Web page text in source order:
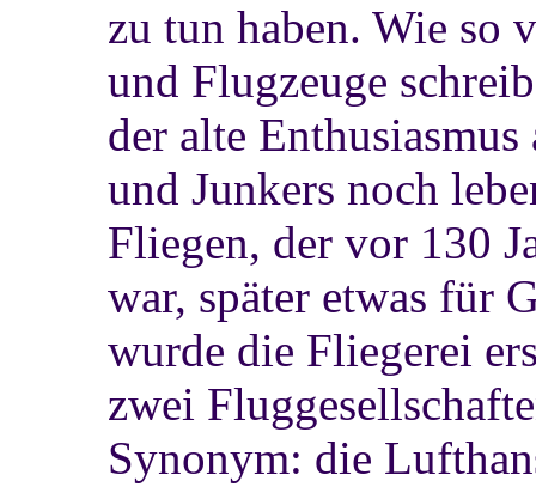
zu tun haben. Wie so
und Flugzeuge
der alte
und Junkers noch
Fliegen, der vor 130
war, später etwas für
wurde die Fliegerei
zwei
Synonym: die